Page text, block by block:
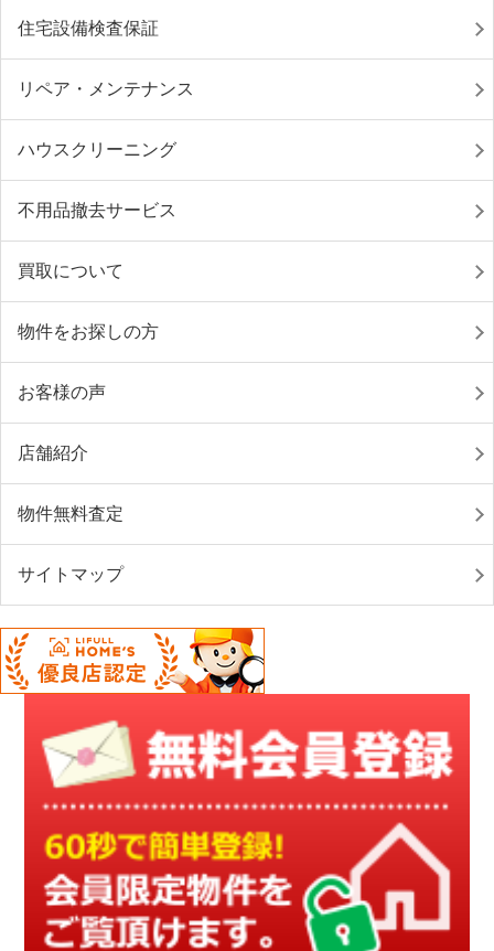
住宅設備検査保証
リペア・メンテナンス
ハウスクリーニング
不用品撤去サービス
買取について
物件をお探しの方
お客様の声
店舗紹介
物件無料査定
サイトマップ